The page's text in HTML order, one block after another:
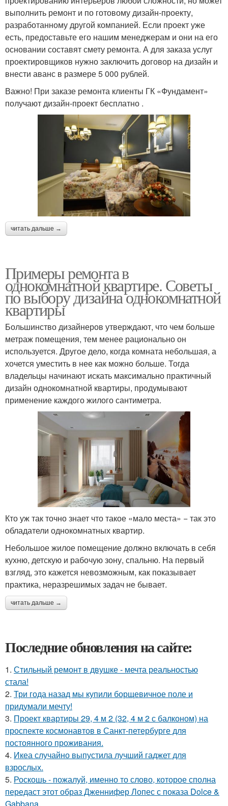
выполнить ремонт и по готовому дизайн-проекту,
разработанному другой компанией. Если проект уже
есть, предоставьте его нашим менеджерам и они на его
основании составят смету ремонта. А для заказа услуг
проектировщиков нужно заключить договор на дизайн и
внести аванс в размере 5 000 рублей.
Важно! При заказе ремонта клиенты ГК «Фундамент»
получают дизайн-проект бесплатно .
читать дальше →
Примеры ремонта в
однокомнатной квартире. Советы
по выбору дизайна однокомнатной
квартиры
Большинство дизайнеров утверждают, что чем больше
метраж помещения, тем менее рационально он
используется. Другое дело, когда комната небольшая, а
хочется уместить в нее как можно больше. Тогда
владельцы начинают искать максимально практичный
дизайн однокомнатной квартиры, продумывают
применение каждого жилого сантиметра.
Кто уж так точно знает что такое «мало места» − так это
обладатели однокомнатных квартир.
Небольшое жилое помещение должно включать в себя
кухню, детскую и рабочую зону, спальню. На первый
взгляд, это кажется невозможным, как показывает
практика, неразрешимых задач не бывает.
читать дальше →
Последние обновления на сайте:
1. Стильный ремонт в двушке - мечта реальностью
стала!
2. Три года назад мы купили борщевичное поле и
придумали мечту!
3. Проект квартиры 29, 4 м 2 (32, 4 м 2 с балконом) на
проспекте космонавтов в Санкт-петербурге для
постоянного проживания.
4. Икеа случайно выпустила лучший гаджет для
взрослых.
5. Роскошь - пожалуй, именно то слово, которое сполна
передаст этот образ Дженнифер Лопес с показа Dolce &